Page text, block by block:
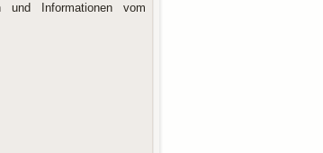
und Informationen vom